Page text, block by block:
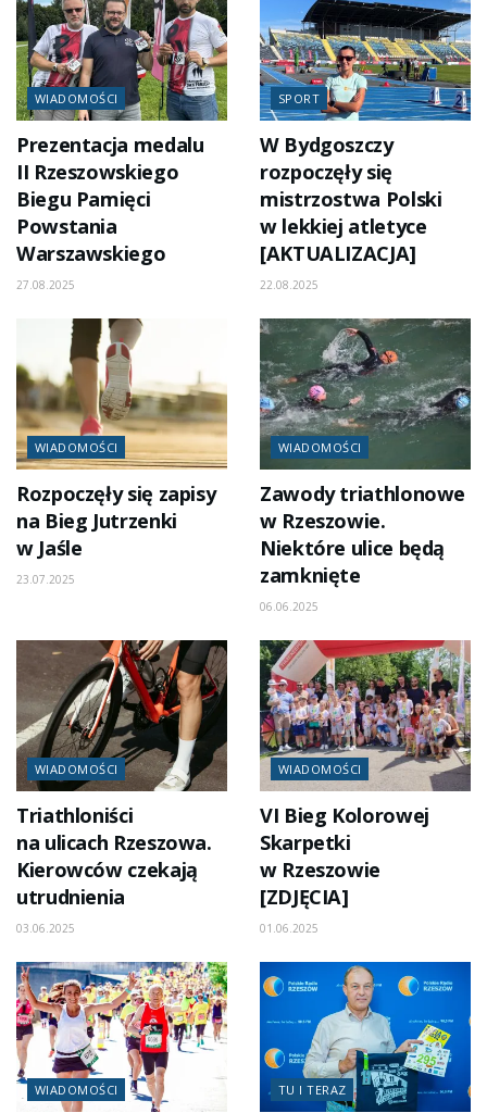
WIADOMOŚCI
Prezentacja medalu
II Rzeszowskiego
Biegu Pamięci
Powstania
Warszawskiego
27.08.2025
SPORT
W Bydgoszczy
rozpoczęły się
mistrzostwa Polski
w lekkiej atletyce
[AKTUALIZACJA]
22.08.2025
WIADOMOŚCI
Rozpoczęły się zapisy
na Bieg Jutrzenki
w Jaśle
23.07.2025
WIADOMOŚCI
Zawody triathlonowe
w Rzeszowie.
Niektóre ulice będą
zamknięte
06.06.2025
WIADOMOŚCI
Triathloniści
na ulicach Rzeszowa.
Kierowców czekają
utrudnienia
03.06.2025
WIADOMOŚCI
VI Bieg Kolorowej
Skarpetki
w Rzeszowie
[ZDJĘCIA]
01.06.2025
WIADOMOŚCI TU I TERAZ